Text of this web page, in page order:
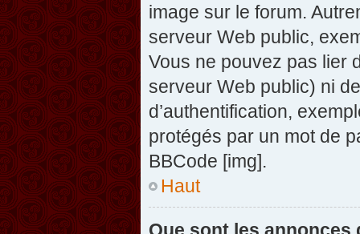
image sur le forum.
serveur Web public,
Vous ne pouvez pas lier
serveur Web public) ni
d’authentification,
protégés par un mot de
BBCode [img].
Haut
Que sont les annonces